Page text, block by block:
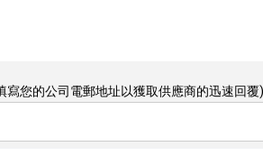
寫您的公司電郵地址以獲取供應商的迅速回覆)